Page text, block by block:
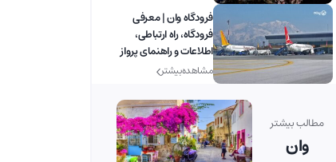
فرودگاه وان | معرفی
فرودگاه، راه ارتباطی،
اطلاعات و راهنمای پرواز
مشاهده بیشتر
مطالب بیشتر
وان